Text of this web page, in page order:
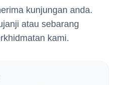
kunjungan anda.
atau sebarang
kami.